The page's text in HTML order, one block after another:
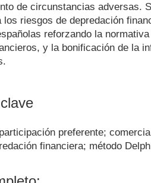
de circunstancias adversas.
los riesgos de depredación
reforzando la
y la bonificación de la
preferente;
financiera; método